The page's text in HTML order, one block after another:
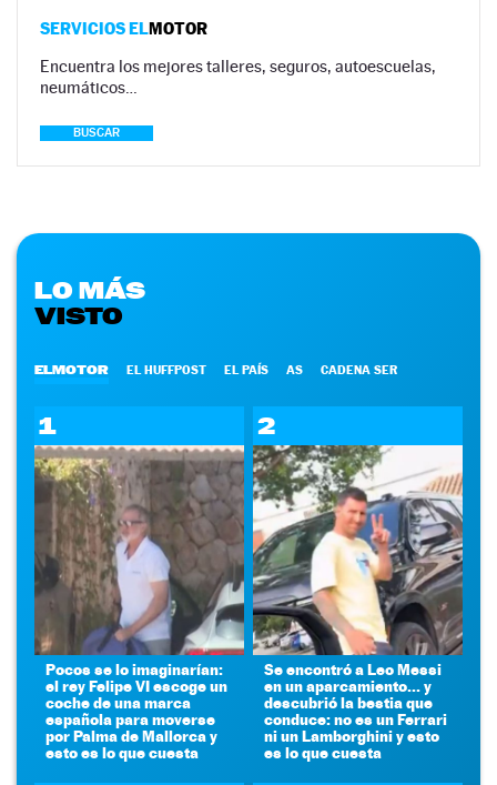
SERVICIOS ELMOTOR
Encuentra los mejores talleres, seguros, autoescuelas,
neumáticos…
BUSCAR
LO MÁS
VISTO
ELMOTOR EL HUFFPOST EL PAÍS AS CADENA SER
1
Pocos se lo imaginarían:
el rey Felipe VI escoge un
coche de una marca
española para moverse
por Palma de Mallorca y
esto es lo que cuesta
2
Se encontró a Leo Messi
en un aparcamiento... y
descubrió la bestia que
conduce: no es un Ferrari
ni un Lamborghini y esto
es lo que cuesta